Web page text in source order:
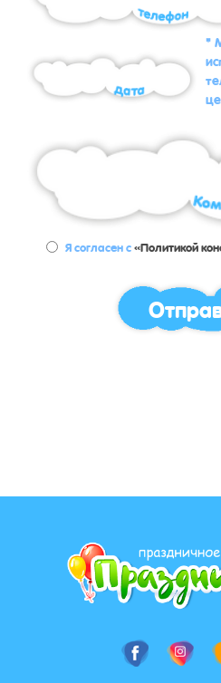
*
Я согласен с«Политикой